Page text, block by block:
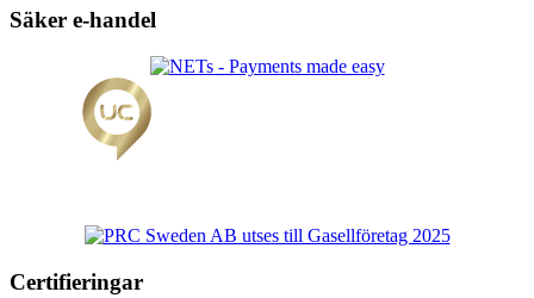
Säker e-handel
Certifieringar